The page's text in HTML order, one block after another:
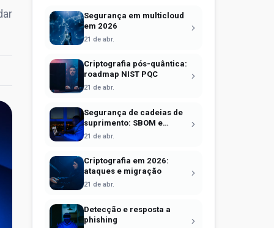
Segurança em multicloud
em 2026
21 de abr.
Criptografia pós-quântica:
roadmap NIST PQC
21 de abr.
Segurança de cadeias de
suprimento: SBOM e
Sigstore
21 de abr.
Criptografia em 2026:
ataques e migração
21 de abr.
Detecção e resposta a
phishing